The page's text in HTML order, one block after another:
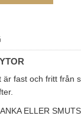
är fast och fritt från
ELLER